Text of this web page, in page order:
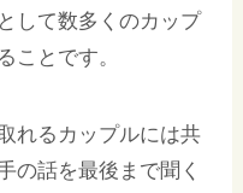
して数多くのカップ
ことです。
れるカップルには共
の話を最後まで聞く